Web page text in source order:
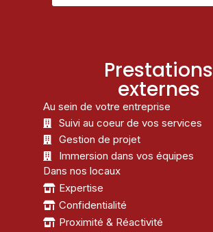
Prestations
externes
Au sein de votre entreprise
Suivi au coeur de vos services
Gestion de projet
Immersion dans vos équipes
Dans nos locaux
Expertise
Confidentialité
Proximité & Réactivité